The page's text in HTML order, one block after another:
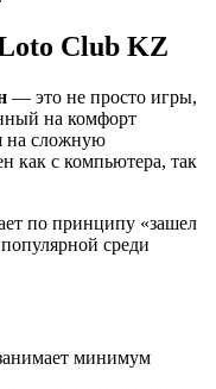
Club KZ
— это не просто игры,
на комфорт
на сложную
как с компьютера, так
по принципу «зашел
среди
минимум